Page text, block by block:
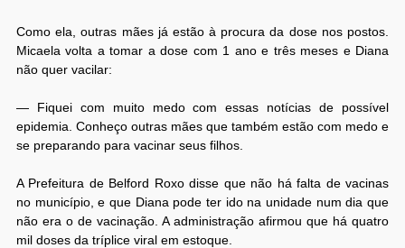
Como ela, outras mães já estão à procura da dose nos postos.
Micaela volta a tomar a dose com 1 ano e três meses e Diana
não quer vacilar:
— Fiquei com muito medo com essas notícias de possível
epidemia. Conheço outras mães que também estão com medo e
se preparando para vacinar seus filhos.
A Prefeitura de Belford Roxo disse que não há falta de vacinas
no município, e que Diana pode ter ido na unidade num dia que
não era o de vacinação. A administração afirmou que há quatro
mil doses da tríplice viral em estoque.